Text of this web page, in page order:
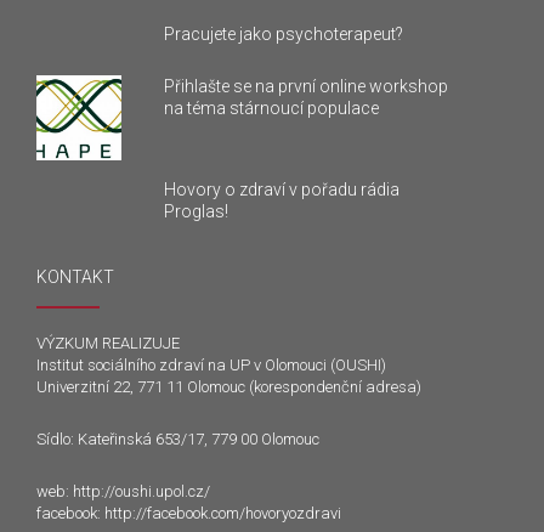
Pracujete jako psychoterapeut?
Přihlašte se na první online workshop
na téma stárnoucí populace
Hovory o zdraví v pořadu rádia
Proglas!
KONTAKT
VÝZKUM REALIZUJE
Institut sociálního zdraví na UP v Olomouci (OUSHI)
Univerzitní 22, 771 11 Olomouc (korespondenční adresa)
Sídlo: Kateřinská 653/17, 779 00 Olomouc
web: http://oushi.upol.cz/
facebook: http://facebook.com/hovoryozdravi